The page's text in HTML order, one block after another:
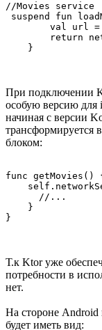
//Movies service
suspend fun
val url
return
При подключении
особую версию для
начиная с версии
трансформируется
блоком:
func getMovies()
      //...
    }
Т.к Ktor уже
потребности в
нет.
На стороне Android
будет иметь вид: